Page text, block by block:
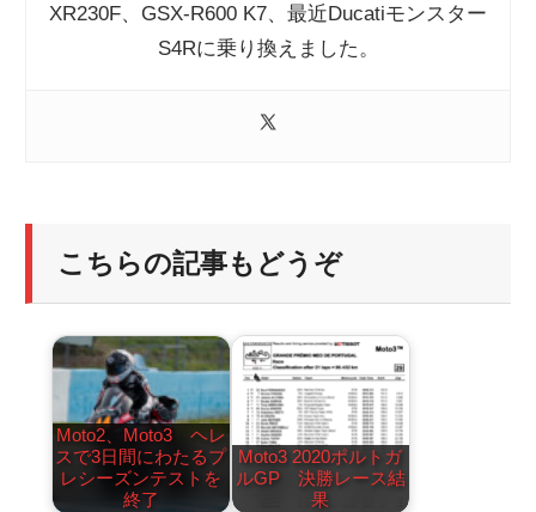
XR230F、GSX-R600 K7、最近Ducatiモンスター
S4Rに乗り換えました。
こちらの記事もどうぞ
Moto2、Moto3 ヘレ
スで3日間にわたるプ
レシーズンテストを
終了
Moto3 2020ポルトガ
ルGP 決勝レース結
果